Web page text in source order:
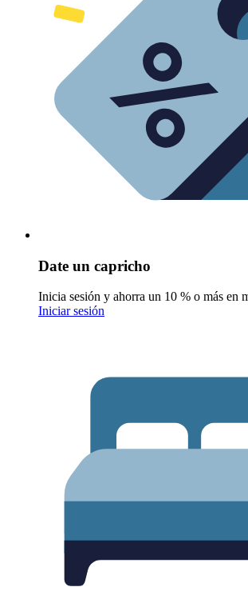
Date un capricho
Inicia sesión y ahorra un 10 % o más en
Iniciar sesión